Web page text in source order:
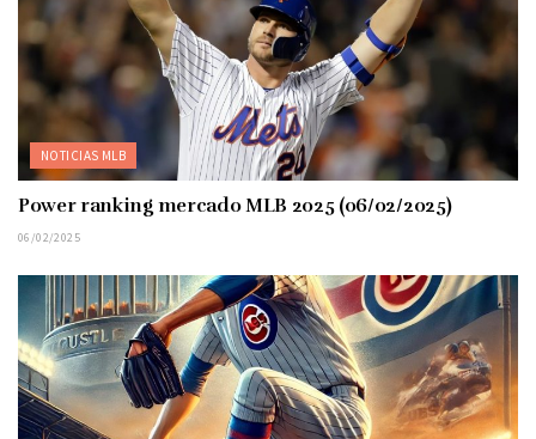
NOTICIAS MLB
Power ranking mercado MLB 2025 (06/02/2025)
06/02/2025